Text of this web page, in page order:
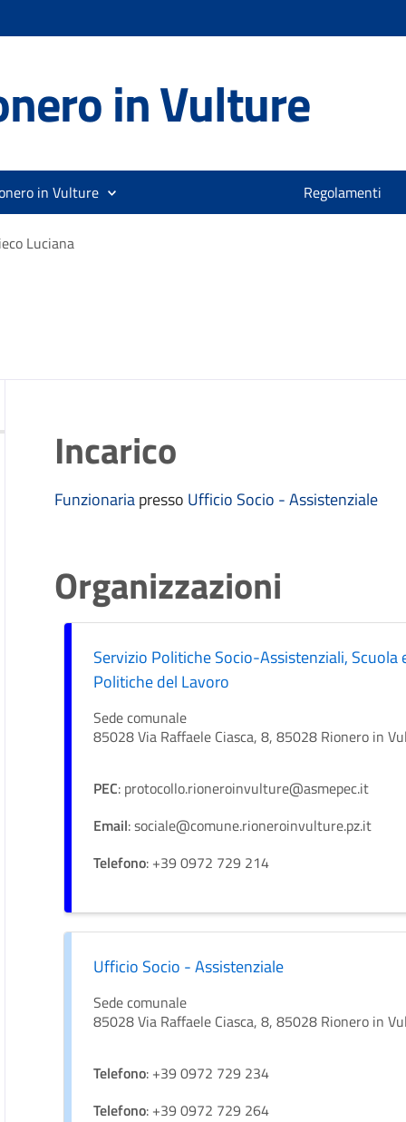
in Vulture
in Vulture Regolamenti
Luciana
Incarico
Funzionariapresso Ufficio Socio - Assistenziale
Organizzazioni
Servizio Politiche Socio-Assistenziali, Scuola
Politiche del Lavoro
Sede comunale
85028 Via Raffaele Ciasca, 8, 85028 Rionero in
PEC: protocollo.rioneroinvulture@asmepec.it
Email: sociale@comune.rioneroinvulture.pz.it
Telefono: +39 0972 729 214
Ufficio Socio - Assistenziale
Sede comunale
85028 Via Raffaele Ciasca, 8, 85028 Rionero in
Telefono: +39 0972 729 234
Telefono: +39 0972 729 264